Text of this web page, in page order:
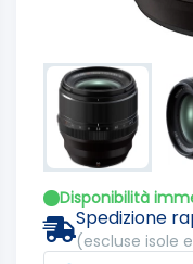
Disponibilità
Spedizione
(escluse isole